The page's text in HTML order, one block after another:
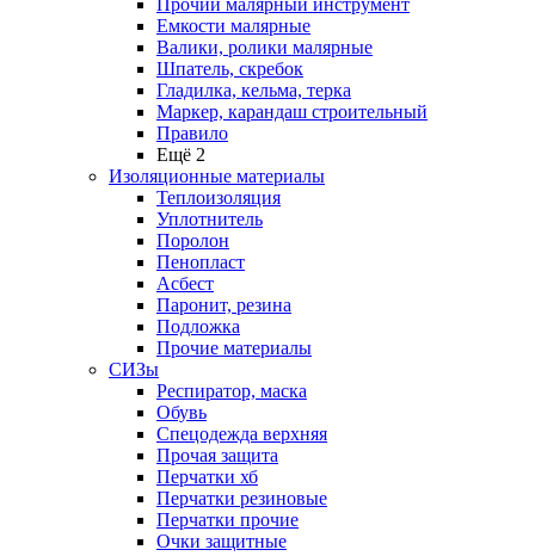
Прочий малярный инструмент
Емкости малярные
Валики, ролики малярные
Шпатель, скребок
Гладилка, кельма, терка
Маркер, карандаш строительный
Правило
Ещё 2
Изоляционные материалы
Теплоизоляция
Уплотнитель
Поролон
Пенопласт
Асбест
Паронит, резина
Подложка
Прочие материалы
СИЗы
Респиратор, маска
Обувь
Спецодежда верхняя
Прочая защита
Перчатки хб
Перчатки резиновые
Перчатки прочие
Очки защитные